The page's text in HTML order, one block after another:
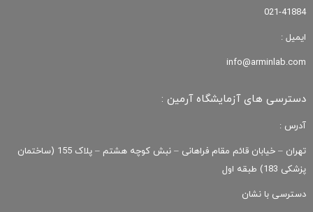
021-41884
ایمیل :
info@arminlab.com
دسترسی های آزمایشگاه آرمین :
آدرس :
تهران – خیابان قائم مقام فراهانی – نبش کوچه هشتم – پلاک 155 (ساختمان
پزشکی 183) طبقه اول
دسترسی با نشان